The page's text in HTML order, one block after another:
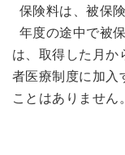
保険料は、被保
年度の途中で被
は、取得した月か
者医療制度に加入
ことはありません。